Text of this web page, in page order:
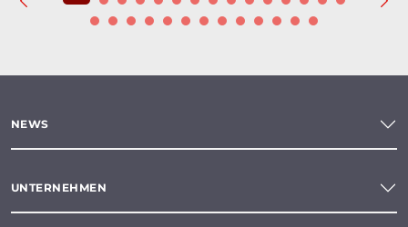
NEWS
UNTERNEHMEN